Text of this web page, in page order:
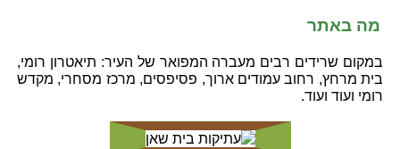
מה באתר
במקום שרידים רבים מעברה המפואר של העיר: תיאטרון רומי,
בית מרחץ, רחוב עמודים ארוך, פסיפסים, מרכז מסחרי, מקדש
רומי ועוד ועוד.